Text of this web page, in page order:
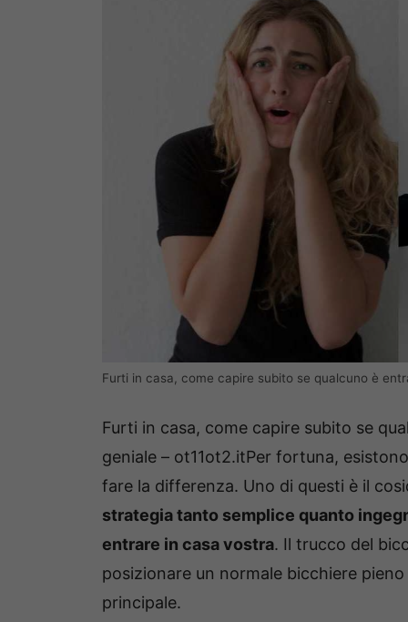
Furti in casa, come capire subito se qualcuno è
Furti in casa, come capire subito se
geniale – ot11ot2.itPer fortuna,
fare la differenza. Uno di questi è il
strategia tanto semplice quanto
entrare in casa vostra. Il trucco del
posizionare un normale bicchiere
principale.